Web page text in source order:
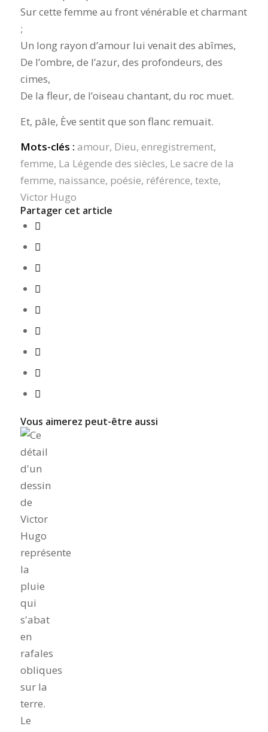
Sur cette femme au front vénérable et charmant
;
Un long rayon d’amour lui venait des abîmes,
De l’ombre, de l’azur, des profondeurs, des
cimes,
De la fleur, de l’oiseau chantant, du roc muet.
Et, pâle, Ève sentit que son flanc remuait.
Mots-clés : amour, Dieu, enregistrement,
femme, La Légende des siècles, Le sacre de la
femme, naissance, poésie, référence, texte,
Victor Hugo
Partager cet article
Vous aimerez peut-être aussi